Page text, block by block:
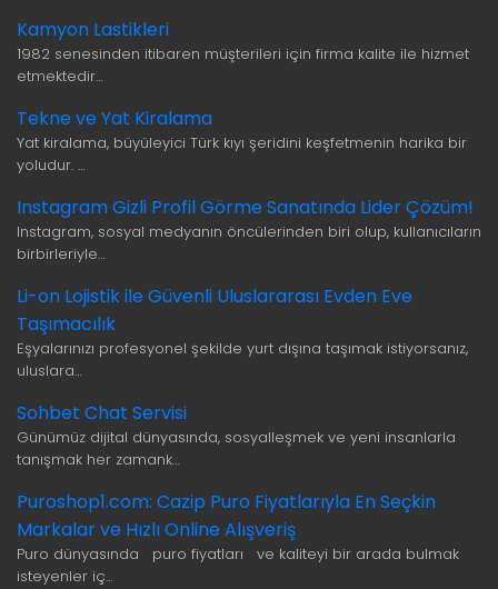
Kamyon Lastikleri
1982 senesinden itibaren müşterileri için firma kalite ile hizmet
etmektedir…
Tekne ve Yat Kiralama
Yat kiralama, büyüleyici Türk kıyı şeridini keşfetmenin harika bir
yoludur. …
Instagram Gizli Profil Görme Sanatında Lider Çözüm!
Instagram, sosyal medyanın öncülerinden biri olup, kullanıcıların
birbirleriyle…
Li-on Lojistik ile Güvenli Uluslararası Evden Eve
Taşımacılık
Eşyalarınızı profesyonel şekilde yurt dışına taşımak istiyorsanız,
uluslara…
Sohbet Chat Servisi
Günümüz dijital dünyasında, sosyalleşmek ve yeni insanlarla
tanışmak her zamank…
Puroshop1.com: Cazip Puro Fiyatlarıyla En Seçkin
Markalar ve Hızlı Online Alışveriş
Puro dünyasında puro fiyatları ve kaliteyi bir arada bulmak
isteyenler iç…